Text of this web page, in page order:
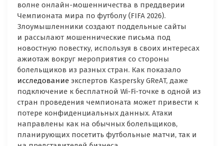
волне онлайн-мошенничества в преддверии
Чемпионата мира по футболу (FIFA 2026).
Злоумышленники создают поддельные сайты
и рассылают мошеннические письма под
новостную повестку, используя в своих интересах
ажиотаж вокруг мероприятия со стороны
болельщиков из разных стран. Как показало
исследование экспертов Kaspersky GReAT, даже
подключение к бесплатной Wi-Fi-точке в одной из
стран проведения чемпионата может привести к
потере конфиденциальных данных. Атаки
направлены как на обычных болельщиков,
планирующих посетить футбольные матчи, так и